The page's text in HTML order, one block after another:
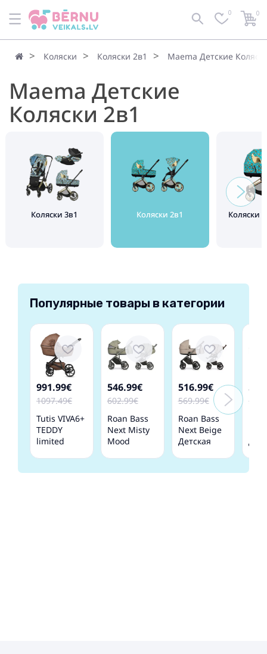
0 0
Коляски Коляски 2в1 Maema Детские
Maema Детские
Коляски 2в1
Коляски 3в1 Коляски 2в1 Коляски
Популярные товары в категории
991.99€
1097.49€
Tutis VIVA6+
TEDDY
limited
Teddy 110
546.99€
602.99€
Roan Bass
Next Misty
Mood
1
516.99€
569.99€
Roan Bass
Next Beige
Детская